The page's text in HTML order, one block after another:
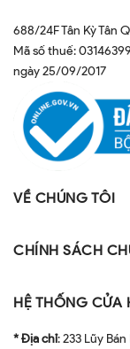
688/24F Tân Kỳ Tân
Mã số thuế:
ngày 25/09/2017
VỀ CHÚNG TÔI
CHÍNH SÁCH
HỆ THỐNG CỬA
* Địa chỉ: 233 Lũy